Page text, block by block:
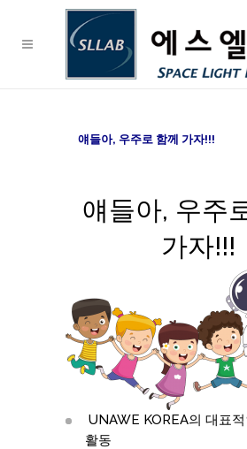
얘들아, 우주로 함께 가자!!!
얘들아, 우주
가자!!!
UNAWE KOREA의 대표
활동